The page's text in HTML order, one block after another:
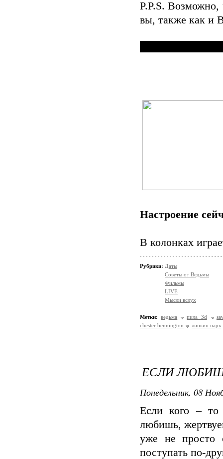
P.P.S. Возможно,
вы, также как и
Настроение
В колонках
Рубрики: Даты
Советы от Ведьмы
Фильмы
LIVE
Мысли вслух
Метки: ведьма пила 3d
chester bennington
линкин парк
ЕСЛИ
Понедельник, 08
Если кого – то
любишь,
уже не просто
поступать по-